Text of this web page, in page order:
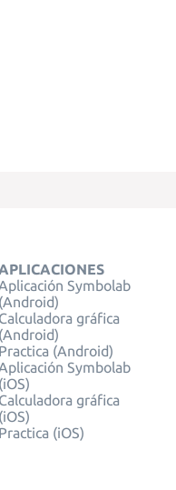
Symbolab
(Android)
Calculadora gráfica
(Android)
Practica (Android)
Symbolab
(iOS)
Calculadora gráfica
(iOS)
Practica (iOS)